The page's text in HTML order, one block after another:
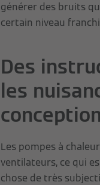
générer des bruits
certain niveau
Des
les
conception
Les pompes à
ventilateurs, ce qui
chose de très